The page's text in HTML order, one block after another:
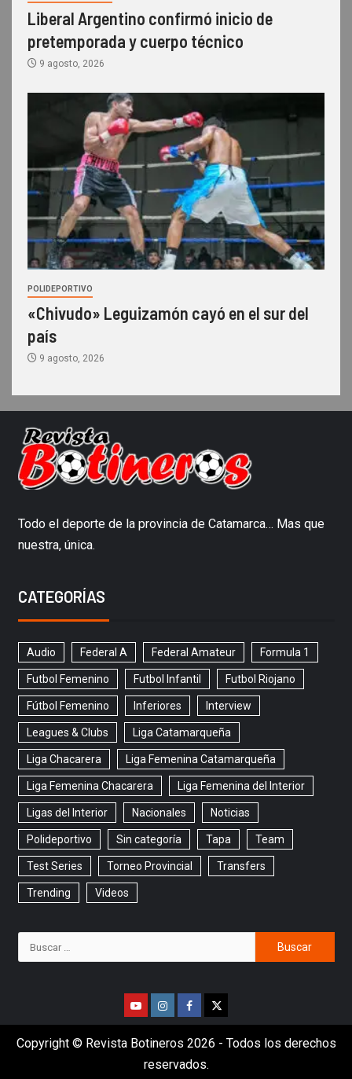
Liberal Argentino confirmó inicio de
pretemporada y cuerpo técnico
9 agosto, 2026
POLIDEPORTIVO
«Chivudo» Leguizamón cayó en el sur del
país
9 agosto, 2026
Todo el deporte de la provincia de Catamarca… Mas que
nuestra, única.
CATEGORÍAS
Audio Federal A Federal Amateur Formula 1
Futbol Femenino Futbol Infantil Futbol Riojano
Fútbol Femenino Inferiores Interview
Leagues & Clubs Liga Catamarqueña
Liga Chacarera Liga Femenina Catamarqueña
Liga Femenina Chacarera Liga Femenina del Interior
Ligas del Interior Nacionales Noticias
Polideportivo Sin categoría Tapa Team
Test Series Torneo Provincial Transfers
Trending Videos
Copyright © Revista Botineros 2026 - Todos los derechos
reservados.